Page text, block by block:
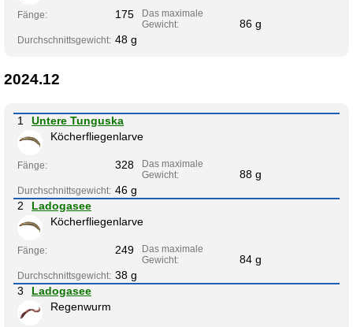
Fänge: 175
Das maximale
Gewicht:
86 g
Durchschnittsgewicht: 48 g
2024.12
1
Untere Tunguska
Köcherfliegenlarve
Fänge: 328
Das maximale
Gewicht:
88 g
Durchschnittsgewicht: 46 g
2
Ladogasee
Köcherfliegenlarve
Fänge: 249
Das maximale
Gewicht:
84 g
Durchschnittsgewicht: 38 g
3
Ladogasee
Regenwurm